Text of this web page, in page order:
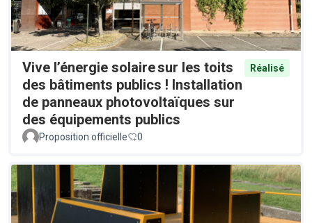
Vive l’énergie solaire sur les toits
des bâtiments publics ! Installation
de panneaux photovoltaïques sur
des équipements publics
Réalisé
Proposition officielle 0